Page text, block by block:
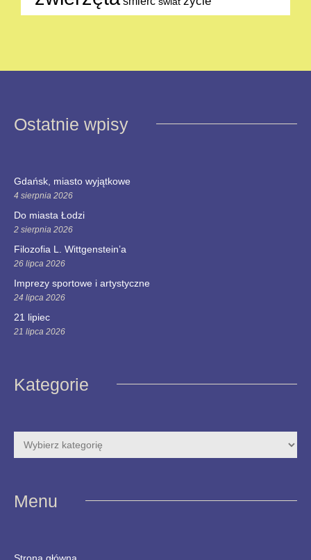
Ostatnie wpisy
Gdańsk, miasto wyjątkowe
4 sierpnia 2026
Do miasta Łodzi
2 sierpnia 2026
Filozofia L. Wittgenstein’a
26 lipca 2026
Imprezy sportowe i artystyczne
24 lipca 2026
21 lipiec
21 lipca 2026
Kategorie
Menu